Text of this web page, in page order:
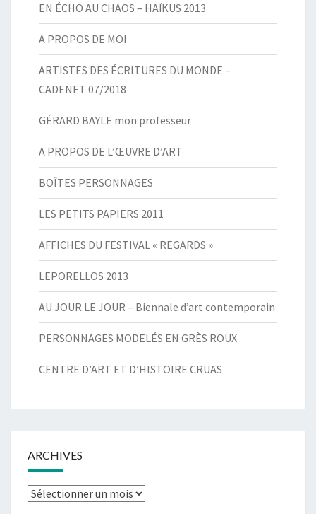
EN ÉCHO AU CHAOS – HAÏKUS 2013
A PROPOS DE MOI
ARTISTES DES ÉCRITURES DU MONDE –
CADENET 07/2018
GÉRARD BAYLE mon professeur
A PROPOS DE L’ŒUVRE D’ART
BOÎTES PERSONNAGES
LES PETITS PAPIERS 2011
AFFICHES DU FESTIVAL « REGARDS »
LEPORELLOS 2013
AU JOUR LE JOUR – Biennale d’art contemporain
PERSONNAGES MODELÉS EN GRÈS ROUX
CENTRE D’ART ET D’HISTOIRE CRUAS
ARCHIVES
Archives